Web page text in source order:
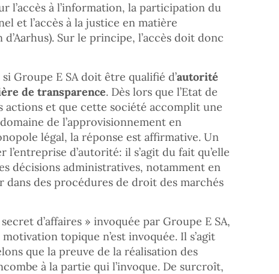
l’accès à l’information, la participation du
et l’accès à la justice en matière
Sur le principe, l’accès doit donc
Groupe E SA doit être qualifié d’autorité
de transparence. Dès lors que l’Etat de
actions et que cette société accomplit une
de l’approvisionnement en
légal, la réponse est affirmative. Un
d’autorité: il s’agit du fait qu’elle
décisions administratives, notamment en
des procédures de droit des marchés
d’affaires » invoquée par Groupe E SA,
topique n’est invoquée. Il s’agit
que la preuve de la réalisation des
à la partie qui l’invoque. De surcroît,